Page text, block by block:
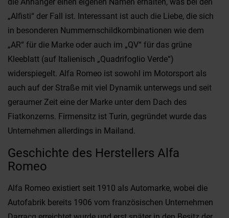
„Alfisti“ der Fall ist. Interessant ist auch die Liebe, die sich
in besonderen Nummernschildkombinationen wie dem
„AR“ für die Marke oder auch im „QV“ für das grüne
Kleeblatt (auf Italienisch „Quadrifoglio Verde“)
widerspiegelt. Alfa Romeo ist sowohl im Motorsport als
auch auf der Straße mit viel Dynamik unterwegs und seit
geraumer Zeit eine der Marke unter dem Dach des
Fiatkonzerns. Firmensitz ist Turin, gegründet wurde das
Unternehmen allerdings in Mailand.
Geschichte des Herstellers Alfa
Romeo
Alfa Romeo existiert seit 1910 als Automarke, wobei die
Autofabrik bereits 1906 vom französischen Unternehmen